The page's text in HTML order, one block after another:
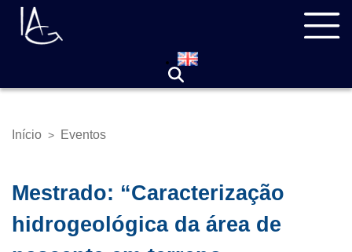
Pular
para
Trilha
Início > Eventos
Mestrado: “Caracterização
hidrogeológica da área de